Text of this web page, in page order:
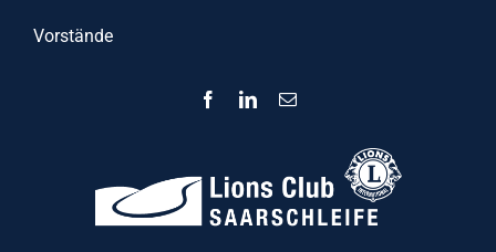
Vorstände